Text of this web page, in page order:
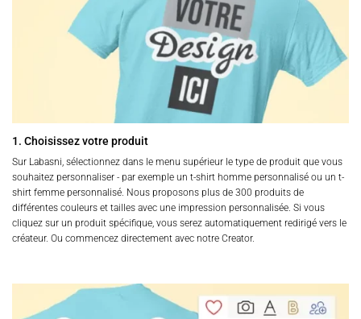
1. Choisissez votre produit
Sur Labasni, sélectionnez dans le menu supérieur le type de produit que vous
souhaitez personnaliser - par exemple un t-shirt homme personnalisé ou un t-
shirt femme personnalisé. Nous proposons plus de 300 produits de
différentes couleurs et tailles avec une impression personnalisée. Si vous
cliquez sur un produit spécifique, vous serez automatiquement redirigé vers le
créateur. Ou commencez directement avec notre Creator.